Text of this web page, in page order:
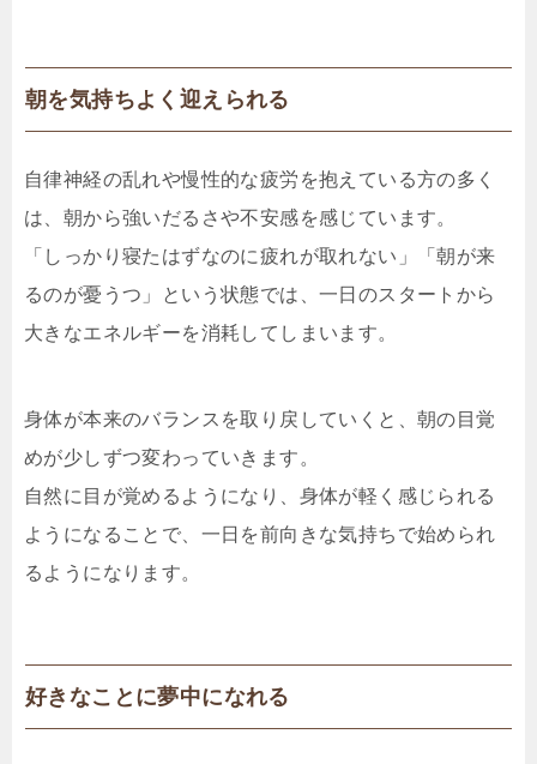
朝を気持ちよく迎えられる
自律神経の乱れや慢性的な疲労を抱えている方の多く
は、朝から強いだるさや不安感を感じています。
「しっかり寝たはずなのに疲れが取れない」「朝が来
るのが憂うつ」という状態では、一日のスタートから
大きなエネルギーを消耗してしまいます。
身体が本来のバランスを取り戻していくと、朝の目覚
めが少しずつ変わっていきます。
自然に目が覚めるようになり、身体が軽く感じられる
ようになることで、一日を前向きな気持ちで始められ
るようになります。
好きなことに夢中になれる